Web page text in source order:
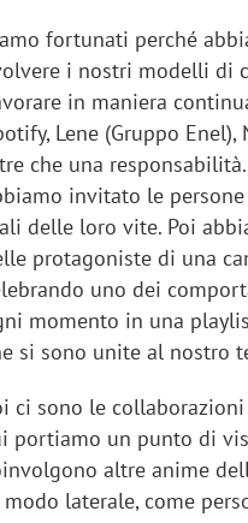
fortunati perché
i nostri modelli di
in maniera
Lene (Gruppo Enel),
che una
invitato le
delle loro vite. Poi
protagoniste di una
uno dei
momento in una
si sono unite al nostro
ci sono le
portiamo un punto di
altre anime
laterale, come